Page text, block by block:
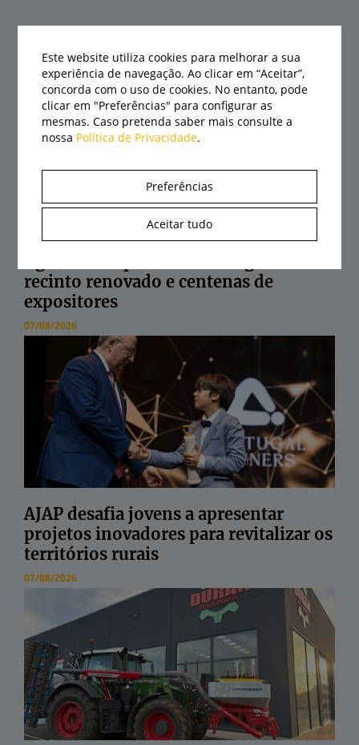
Últimas notícias
recinto renovado e centenas de
expositores
07/08/2026
AJAP desafia jovens a apresentar
projetos inovadores para revitalizar os
territórios rurais
07/08/2026
Este website utiliza cookies para melhorar a sua
experiência de navegação. Ao clicar em “Aceitar”,
concorda com o uso de cookies. No entanto, pode
clicar em "Preferências" para configurar as
mesmas. Caso pretenda saber mais consulte a
nossa Política de Privacidade.
Preferências
Aceitar tudo